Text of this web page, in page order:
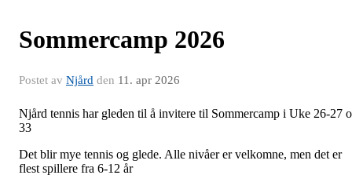
Sommercamp 2026
Postet av Njård den 11. apr 2026
Njård tennis har gleden til å invitere til Sommercamp i Uke 26-27
33
Det blir mye tennis og glede. Alle nivåer er velkomne, men det er
flest spillere fra 6-12 år